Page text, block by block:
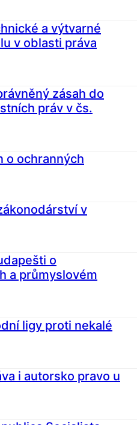
a výtvarné
v oblasti práva
zásah do
práv v čs.
o ochranných
v
o
a průmyslovém
ligy proti nekalé
i autorsko pravo u